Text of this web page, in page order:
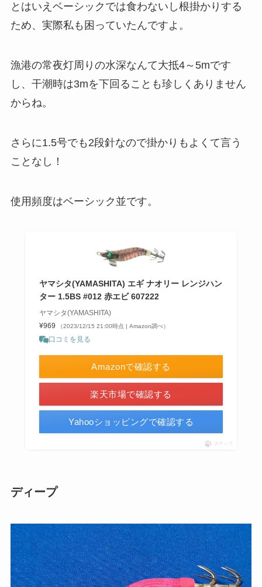
とはいえベーシックでは食わないし根掛かりする
ため、実際私も困っていたんですよ。
漁港の常夜灯周りの水深なんて大抵4～5mです
し、干潮時は3mを下回ることも珍しくありません
からね。
さらに1.5号でも2段針なので掛かりもよくて言う
ことなし！
使用頻度はベーシック並です。
ヤマシタ(YAMASHITA) エギ ナオリー レンジハン
ター 1.5BS #012 赤エビ 607222
ヤマシタ(YAMASHITA)
¥969
（2023/12/15 21:00時点 | Amazon調べ）
口コミを見る
Amazonで確認する
楽天市場で確認する
Yahooショッピングで確認する
ポチップ
ディープ